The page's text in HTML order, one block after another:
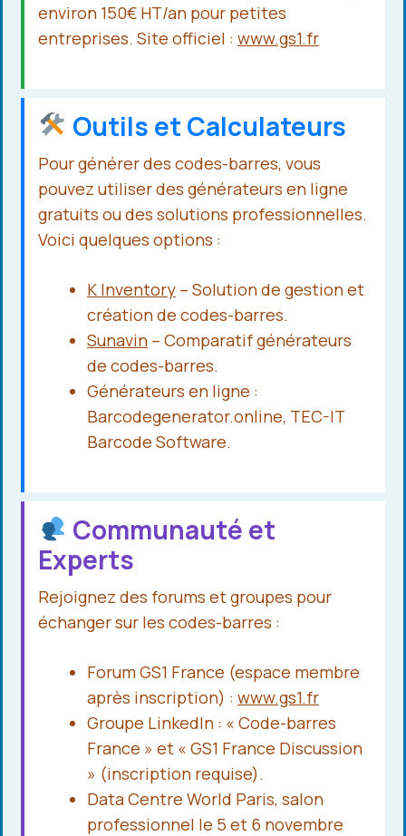
environ 150€ HT/an pour petites
entreprises. Site officiel : www.gs1.fr
Outils et Calculateurs
Pour générer des codes-barres, vous
pouvez utiliser des générateurs en ligne
gratuits ou des solutions professionnelles.
Voici quelques options :
K Inventory – Solution de gestion et
création de codes-barres.
Sunavin – Comparatif générateurs
de codes-barres.
Générateurs en ligne :
Barcodegenerator.online, TEC-IT
Barcode Software.
Communauté et
Experts
Rejoignez des forums et groupes pour
échanger sur les codes-barres :
Forum GS1 France (espace membre
après inscription) : www.gs1.fr
Groupe LinkedIn : « Code-barres
France » et « GS1 France Discussion
» (inscription requise).
Data Centre World Paris, salon
professionnel le 5 et 6 novembre